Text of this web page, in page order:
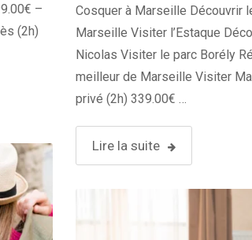
–
(2h)
Cosquer à Marseille Découvrir
Marseille Visiter l’Estaque
Nicolas Visiter le parc Borély
meilleur de Marseille Visiter
privé (2h) 339.00€ …
Lire la suite